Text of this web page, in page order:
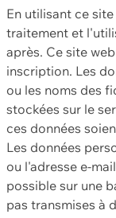
En utilisant ce
traitement et
après. Ce site
inscription. Les
ou les noms des
stockées sur le
ces données
Les données
ou l'adresse e-
possible sur une
pas transmises à